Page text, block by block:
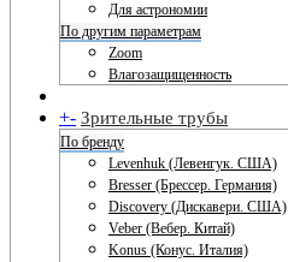
Для астрономии
По другим параметрам
Zoom
Влагозащищенность
+- Зрительные трубы
По бренду
Levenhuk (Левенгук. США)
Bresser (Брессер. Германия)
Discovery (Дискавери. США)
Veber (Вебер. Китай)
Konus (Конус. Италия)